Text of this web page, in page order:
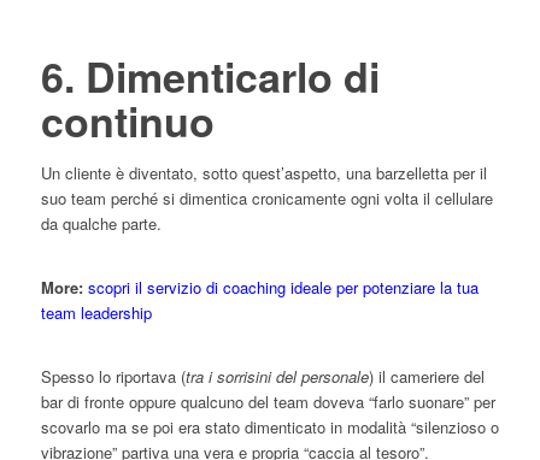
6. Dimenticarlo di
continuo
Un cliente è diventato, sotto quest’aspetto, una barzelletta per il
suo team perché si dimentica cronicamente ogni volta il cellulare
da qualche parte.
More:scopri il servizio di coaching ideale per potenziare la tua
team leadership
Spesso lo riportava (tra i sorrisini del personale) il cameriere del
bar di fronte oppure qualcuno del team doveva “farlo suonare” per
scovarlo ma se poi era stato dimenticato in modalità “silenzioso o
vibrazione” partiva una vera e propria “caccia al tesoro”.